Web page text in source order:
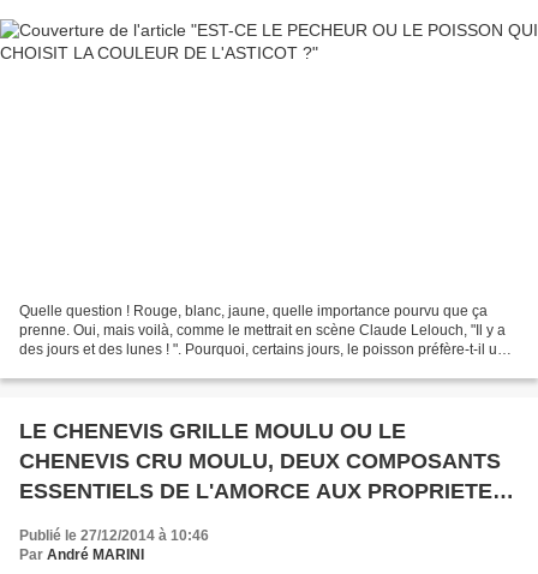
Quelle question ! Rouge, blanc, jaune, quelle importance pourvu que ça
prenne. Oui, mais voilà, comme le mettrait en scène Claude Lelouch, "Il y a
des jours et des lunes ! ". Pourquoi, certains jours, le poisson préfère-t-il une
LE CHENEVIS GRILLE MOULU OU LE
CHENEVIS CRU MOULU, DEUX COMPOSANTS
ESSENTIELS DE L'AMORCE AUX PROPRIETES
DIFFERENTES.
Publié le 27/12/2014 à 10:46
Par André MARINI